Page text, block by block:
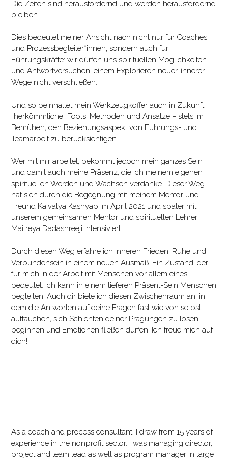
Die Zeiten sind herausfordernd und werden herausfordernd
bleiben.
Dies bedeutet meiner Ansicht nach nicht nur für Coaches
und Prozessbegleiter*innen, sondern auch für
Führungskräfte: wir dürfen uns spirituellen Möglichkeiten
und Antwortversuchen, einem Explorieren neuer, innerer
Wege nicht verschließen.
Und so beinhaltet mein Werkzeugkoffer auch in Zukunft
„herkömmliche“ Tools, Methoden und Ansätze – stets im
Bemühen, den Beziehungsaspekt von Führungs- und
Teamarbeit zu berücksichtigen.
Wer mit mir arbeitet, bekommt jedoch mein ganzes Sein
und damit auch meine Präsenz, die ich meinem eigenen
spirituellen Werden und Wachsen verdanke. Dieser Weg
hat sich durch die Begegnung mit meinem Mentor und
Freund Kaivalya Kashyap im April 2021 und später mit
unserem gemeinsamen Mentor und spirituellen Lehrer
Maitreya Dadashreeji intensiviert.
Durch diesen Weg erfahre ich inneren Frieden, Ruhe und
Verbundensein in einem neuen Ausmaß. Ein Zustand, der
für mich in der Arbeit mit Menschen vor allem eines
bedeutet: ich kann in einem tieferen Präsent-Sein Menschen
begleiten. Auch dir biete ich diesen Zwischenraum an, in
dem die Antworten auf deine Fragen fast wie von selbst
auftauchen, sich Schichten deiner Prägungen zu lösen
beginnen und Emotionen fließen dürfen. Ich freue mich auf
dich!
.
.
.
As a coach and process consultant, I draw from 15 years of
experience in the nonprofit sector. I was managing director,
project and team lead as well as program manager in large